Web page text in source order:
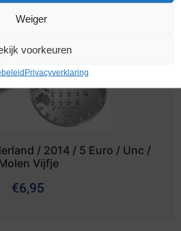
Weiger
voorkeuren
Privacyverklaring
/ 2014 / 5 Euro / Unc /
Vijfje
€6,95